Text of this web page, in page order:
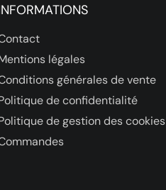
légales
générales de vente
de confidentialité
de gestion des cookies